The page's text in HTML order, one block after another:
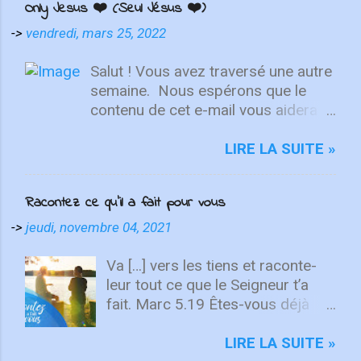
Only Jesus ❤️ (Seul Jésus ❤️)
-> vendredi, mars 25, 2022
Salut ! Vous avez traversé une autre
semaine. ⁣ Nous espérons que le
contenu de cet e-mail vous aidera à
Quelle que soit la semaine que vous
une nouvelle chance de se détendre
et de se reposer en Lui. "Puisque
attachez vos cœurs aux choses
d'en haut, où Christ est assis à la
droite de Dieu. Ayez l'esprit sur les
choses d'en haut, non sur les
choses terrestres" - Colossiens
LIRE LA SUITE »
Racontez ce qu’il a fait pour vous
-> jeudi, novembre 04, 2021
Va […] vers les tiens et raconte-
leur tout ce que le Seigneur t’a
fait. Marc 5.19 Êtes-vous déjà
merveilleux que vous n’avez pas
LIRE LA SUITE »